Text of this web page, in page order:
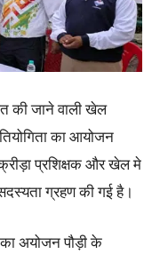
की जाने वाली खेल
का आयोजन
प्रशिक्षक और खेल मे
ग्रहण की गई है।
अयोजन पौड़ी के